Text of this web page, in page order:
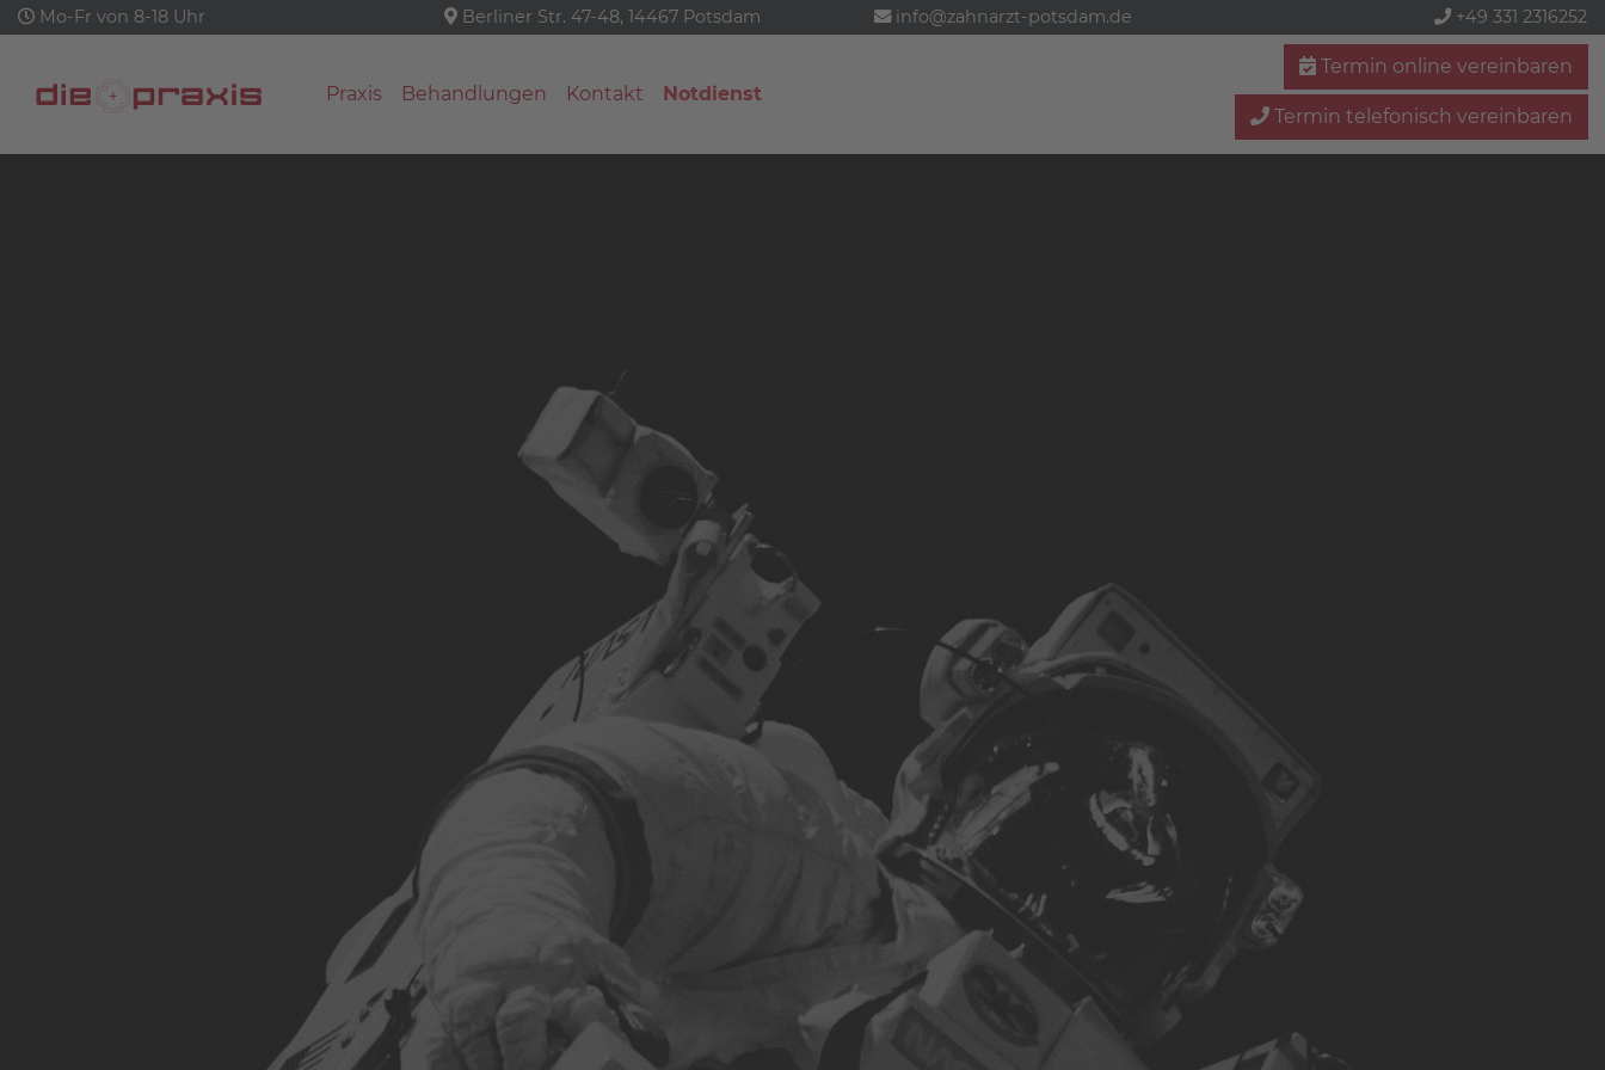
Mo-Fr von 8-18 Uhr Berliner Str. 47-48, 14467 Potsdam info@zahnarzt-potsdam.de +49 331 2316252
Praxis Behandlungen Kontakt Notdienst
Termin online vereinbaren
Termin telefonisch vereinbaren